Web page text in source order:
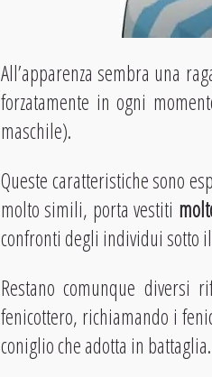
All’apparenza sembra una
forzatamente in ogni
maschile).
Queste caratteristiche sono
molto simili, porta vestiti
confronti degli individui sotto
Restano comunque diversi
fenicottero, richiamando i
coniglio che adotta in battaglia.